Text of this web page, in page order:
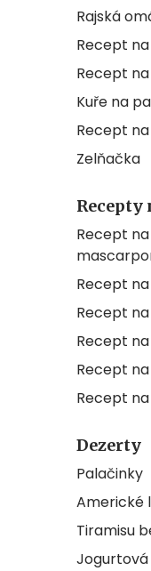
Rajská
Recept
Recept
Kuře na
Recept
Zelňačka
Recepty
Recept
Recept
Recept
Recept
Recept
Recept
Dezerty
Palačinky
Americké
Tiramisu